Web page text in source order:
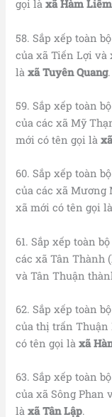
gọi làxã Hàm Liêm
58. Sắp xếp toàn
của xã Tiến Lợi và
làxã Tuyên Quang.
59. Sắp xếp toàn
của các xã Mỹ
mới có tên gọi là
60. Sắp xếp toàn
của các xã Mương
xã mới có tên gọi
61. Sắp xếp toàn
các xã Tân Thành
và Tân Thuận
62. Sắp xếp toàn
của thị trấn Thuận
có tên gọi làxã
63. Sắp xếp toàn
của xã Sông Phan
làxã Tân Lập.